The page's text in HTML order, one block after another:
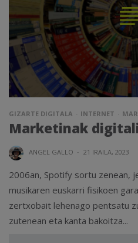
GIZARTE DIGITALA INTERNET
Marketinak
ANGEL GALLO · 21 IRAILA, 2023
2006an, Spotify sortu zenean,
musikaren euskarri fisikoen
zertxobait lehenago pentsatu
zutenean eta kanta bakoitza...